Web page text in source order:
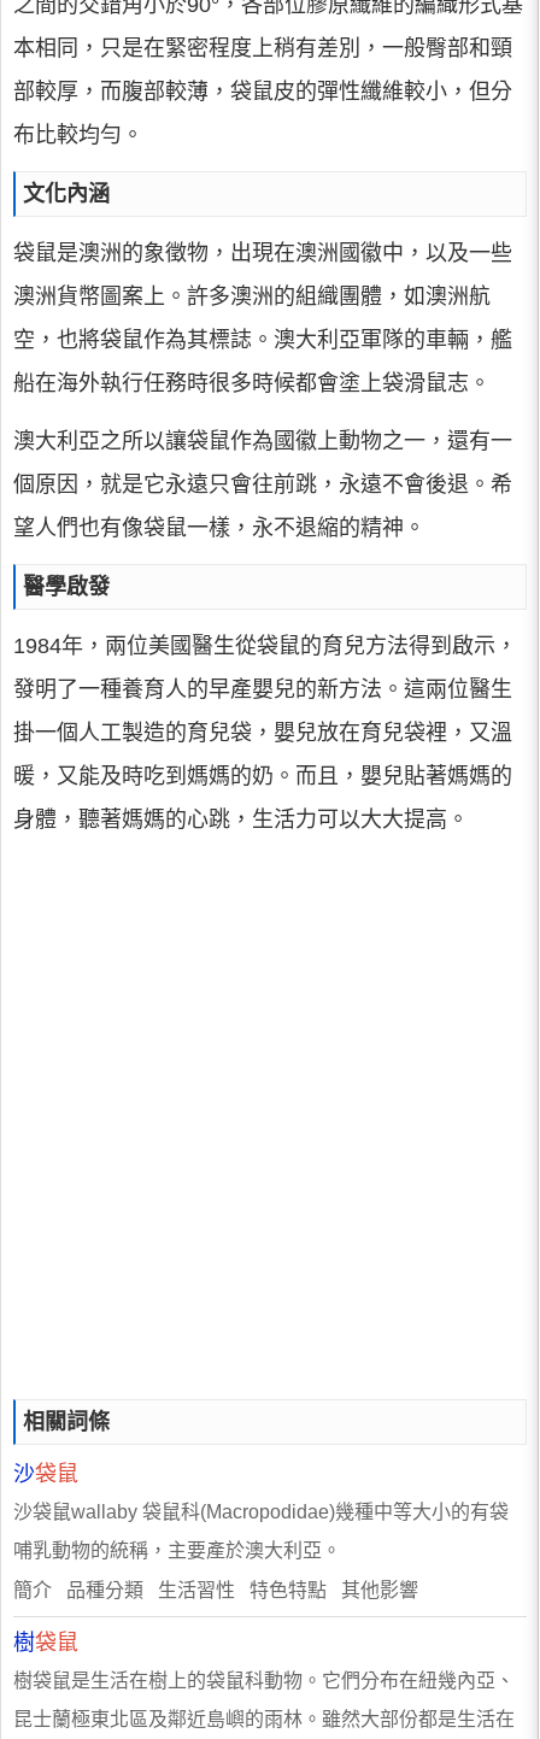
本相同，只是在緊密程度上稍有差別，一般臀部和頸
部較厚，而腹部較薄，袋鼠皮的彈性纖維較小，但分
布比較均勻。
文化內涵
袋鼠是澳洲的象徵物，出現在澳洲國徽中，以及一些
澳洲貨幣圖案上。許多澳洲的組織團體，如澳洲航
空，也將袋鼠作為其標誌。澳大利亞軍隊的車輛，艦
船在海外執行任務時很多時候都會塗上袋滑鼠志。
澳大利亞之所以讓袋鼠作為國徽上動物之一，還有一
個原因，就是它永遠只會往前跳，永遠不會後退。希
望人們也有像袋鼠一樣，永不退縮的精神。
醫學啟發
1984年，兩位美國醫生從袋鼠的育兒方法得到啟示，
發明了一種養育人的早產嬰兒的新方法。這兩位醫生
掛一個人工製造的育兒袋，嬰兒放在育兒袋裡，又溫
暖，又能及時吃到媽媽的奶。而且，嬰兒貼著媽媽的
身體，聽著媽媽的心跳，生活力可以大大提高。
相關詞條
沙袋鼠
沙袋鼠wallaby 袋鼠科(Macropodidae)幾種中等大小的有袋
哺乳動物的統稱，主要產於澳大利亞。
簡介 品種分類 生活習性 特色特點 其他影響
樹袋鼠
樹袋鼠是生活在樹上的袋鼠科動物。它們分布在紐幾內亞、
昆士蘭極東北區及鄰近島嶼的雨林。雖然大部份都是生活在